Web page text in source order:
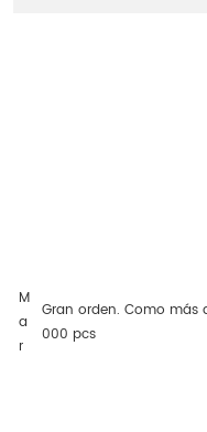
M
a
r
Gran orden. Como más
000 pcs